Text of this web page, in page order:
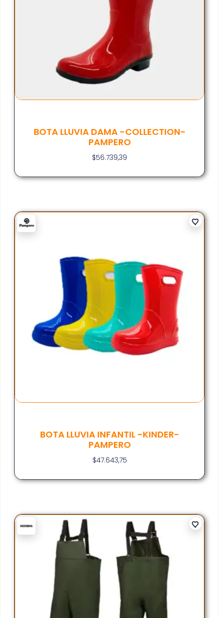
BOTA LLUVIA DAMA -COLLECTION-
PAMPERO
$56.739,39
BOTA LLUVIA INFANTIL -KINDER-
PAMPERO
$47.643,75